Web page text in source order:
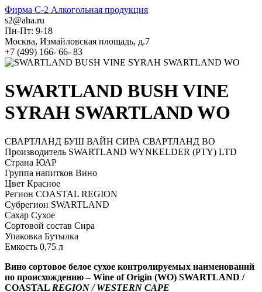
Фирма C-2 Алкогольная продукция
s2@aha.ru
Пн-Пт: 9-18
Москва, Измайловская площадь, д.7
+7 (499) 166- 66- 83
SWARTLAND BUSH VINE
SYRAH SWARTLAND WO
СВАРТЛАНД БУШ ВАЙН СИРА СВАРТЛАНД ВО
Производитель SWARTLAND WYNKELDER (PTY) LTD
Страна ЮАР
Группа напитков Вино
Цвет Красное
Регион COASTAL REGION
Субрегион SWARTLAND
Сахар Сухое
Сортовой состав Сира
Упаковка Бутылка
Емкость 0,75 л
Вино сортовое белое сухое контролируемых наименований
по происхождению– Wine of Origin (WO) SWARTLAND /
COASTAL REGION / WESTERN CAPE